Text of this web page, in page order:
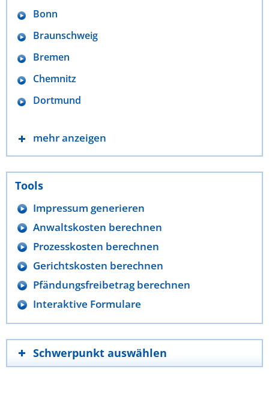
Bonn
Braunschweig
Bremen
Chemnitz
Dortmund
mehr anzeigen
Tools
Impressum generieren
Anwaltskosten berechnen
Prozesskosten berechnen
Gerichtskosten berechnen
Pfändungsfreibetrag berechnen
Interaktive Formulare
Schwerpunkt auswählen